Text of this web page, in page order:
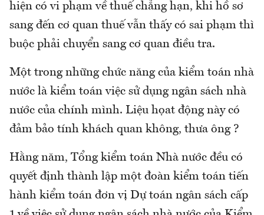
hiện có vi phạm về thuế chẳng hạn, khi hồ sơ
sang đến cơ quan thuế vẫn thấy có sai phạm thì
buộc phải chuyển sang cơ quan điều tra.
Một trong những chức năng của kiểm toán nhà
nước là kiểm toán việc sử dụng ngân sách nhà
nước của chính mình. Liệu họat động này có
đảm bảo tính khách quan không, thưa ông ?
Hằng năm, Tổng kiểm toán Nhà nước đều có
quyết định thành lập một đoàn kiểm toán tiến
hành kiểm toán đơn vị Dự toán ngân sách cấp